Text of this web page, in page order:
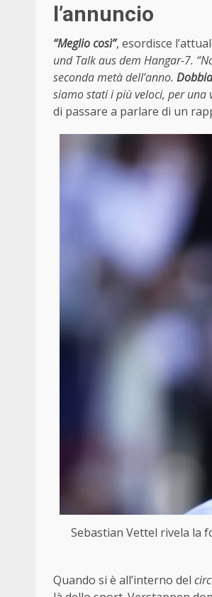
l’annuncio
“Meglio così”, esordisce
und Talk aus dem Hangar-7.
seconda metà dell’anno.
siamo stati i più veloci, per una
di passare a parlare di un
Sebastian Vettel rivela la
Quando si è all’interno del